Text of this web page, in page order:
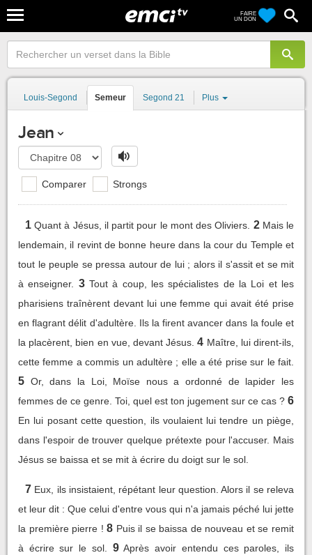
FAIRE
UN DON
Louis-Segond Semeur Segond 21 Plus
Jean
Comparer Strongs
1 Quant à Jésus, il partit pour le mont des Oliviers. 2 Mais le
lendemain, il revint de bonne heure dans la cour du Temple et
tout le peuple se pressa autour de lui ; alors il s'assit et se mit
à enseigner.
3 Tout à coup, les spécialistes de la Loi et les
pharisiens traînèrent devant lui une femme qui avait été prise
en flagrant délit d'adultère. Ils la firent avancer dans la foule et
la placèrent, bien en vue, devant Jésus. 4 Maître, lui dirent-ils,
cette femme a commis un adultère ; elle a été prise sur le fait.
5 Or, dans la Loi, Moïse nous a ordonné de lapider les
femmes de ce genre. Toi, quel est ton jugement sur ce cas ? 6
En lui posant cette question, ils voulaient lui tendre un piège,
dans l'espoir de trouver quelque prétexte pour l'accuser. Mais
Jésus se baissa et se mit à écrire du doigt sur le sol.
7 Eux, ils insistaient, répétant leur question. Alors il se releva
et leur dit : Que celui d'entre vous qui n'a jamais péché lui jette
la première pierre ! 8 Puis il se baissa de nouveau et se remit
à écrire sur le sol.
9 Après avoir entendu ces paroles, ils